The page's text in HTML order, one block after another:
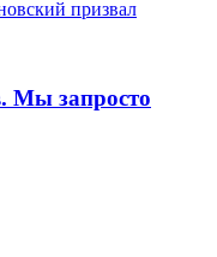
Мы запросто